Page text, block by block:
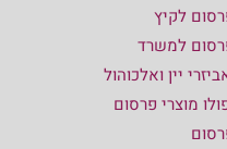
לקיץ
למשרד
יין ואלכוהול
מוצרי פרסום